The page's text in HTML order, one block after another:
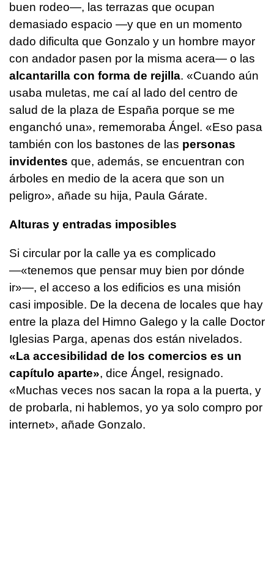
buen rodeo—, las terrazas que ocupan
demasiado espacio —y que en un momento
dado dificulta que Gonzalo y un hombre mayor
con andador pasen por la misma acera— o las
alcantarilla con forma de rejilla. «Cuando aún
usaba muletas, me caí al lado del centro de
salud de la plaza de España porque se me
enganchó una», rememoraba Ángel. «Eso pasa
también con los bastones de las personas
invidentes que, además, se encuentran con
árboles en medio de la acera que son un
peligro», añade su hija, Paula Gárate.
Alturas y entradas imposibles
Si circular por la calle ya es complicado
—«tenemos que pensar muy bien por dónde
ir»—, el acceso a los edificios es una misión
casi imposible. De la decena de locales que hay
entre la plaza del Himno Galego y la calle Doctor
Iglesias Parga, apenas dos están nivelados.
«La accesibilidad de los comercios es un
capítulo aparte», dice Ángel, resignado.
«Muchas veces nos sacan la ropa a la puerta, y
de probarla, ni hablemos, yo ya solo compro por
internet», añade Gonzalo.